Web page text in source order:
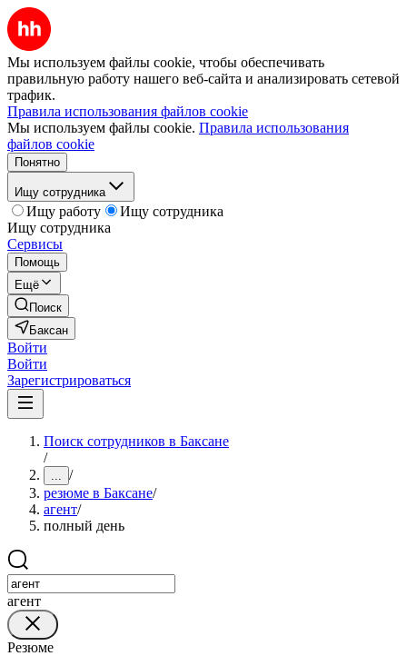
Мы используем файлы cookie, чтобы обеспечивать
правильную работу нашего веб-сайта и анализировать сетевой
трафик.
Правила использования файлов cookie
Мы используем файлы cookie. Правила использования
файлов cookie
Понятно
Ищу сотрудника
Ищу работу
Ищу сотрудника
Ищу сотрудника
Сервисы
Помощь
Ещё
Поиск
Баксан
Войти
Войти
Зарегистрироваться
Поиск сотрудников в Баксане
/
... /
резюме в Баксане/
агент/
полный день
агент
Резюме